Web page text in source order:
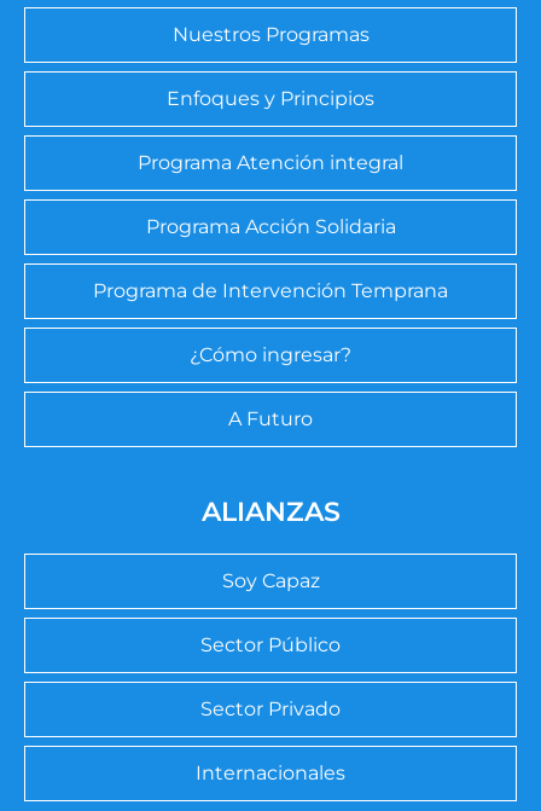
Nuestros Programas
Enfoques y Principios
Programa Atención integral
Programa Acción Solidaria
Programa de Intervención Temprana
¿Cómo ingresar?
A Futuro
ALIANZAS
Soy Capaz
Sector Público
Sector Privado
Internacionales